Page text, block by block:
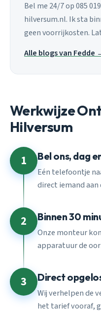
Bel me 24/7 op 085
hilversum.nl. Ik sta
geen voorrijkosten.
Alle blogs van Fedde
Werkwijze
Hilversum
1 Bel ons, dag
Eén telefoontje
direct iemand aan
2 Binnen 30
Onze monteur
apparatuur de
3 Direct
Wij verhelpen de
het tarief vooraf,